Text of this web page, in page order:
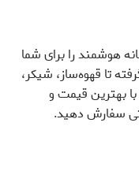
هوشمند را برای شما
تا قهوه‌ساز، شیکر،
با بهترین قیمت و
سفارش دهید.